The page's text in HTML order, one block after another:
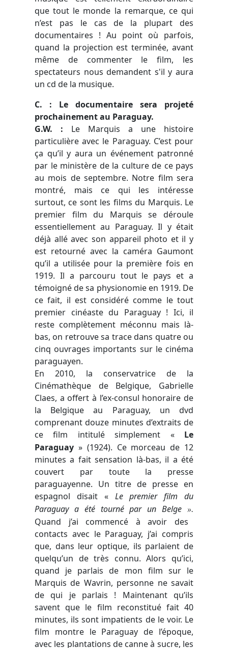
que tout le monde la remarque, ce qui
n’est pas le cas de la plupart des
documentaires ! Au point où parfois,
quand la projection est terminée, avant
même de commenter le film, les
spectateurs nous demandent s'il y aura
un cd de la musique.
C. : Le documentaire sera projeté
prochainement au Paraguay.
G.W. : Le Marquis a une histoire
particulière avec le Paraguay. C’est pour
ça qu’il y aura un événement patronné
par le ministère de la culture de ce pays
au mois de septembre. Notre film sera
montré, mais ce qui les intéresse
surtout, ce sont les films du Marquis. Le
premier film du Marquis se déroule
essentiellement au Paraguay. Il y était
déjà allé avec son appareil photo et il y
est retourné avec la caméra Gaumont
qu’il a utilisée pour la première fois en
1919. Il a parcouru tout le pays et a
témoigné de sa physionomie en 1919. De
ce fait, il est considéré comme le tout
premier cinéaste du Paraguay ! Ici, il
reste complètement méconnu mais là-
bas, on retrouve sa trace dans quatre ou
cinq ouvrages importants sur le cinéma
paraguayen.
En 2010, la conservatrice de la
Cinémathèque de Belgique, Gabrielle
Claes, a offert à l’ex-consul honoraire de
la Belgique au Paraguay, un dvd
comprenant douze minutes d’extraits de
ce film intitulé simplement «
Le
Paraguay » (1924). Ce morceau de 12
minutes a fait sensation là-bas, il a été
couvert par toute la presse
paraguayenne. Un titre de presse en
espagnol disait «
Le premier film du
Paraguay a été tourné par un Belge
».
Quand j’ai commencé à avoir des
contacts avec le Paraguay, j’ai compris
que, dans leur optique, ils parlaient de
quelqu’un de très connu. Alors qu’ici,
quand je parlais de mon film sur le
Marquis de Wavrin, personne ne savait
de qui je parlais ! Maintenant qu’ils
savent que le film reconstitué fait 40
minutes, ils sont impatients de le voir. Le
film montre le Paraguay de l’époque,
avec les plantations de canne à sucre, les